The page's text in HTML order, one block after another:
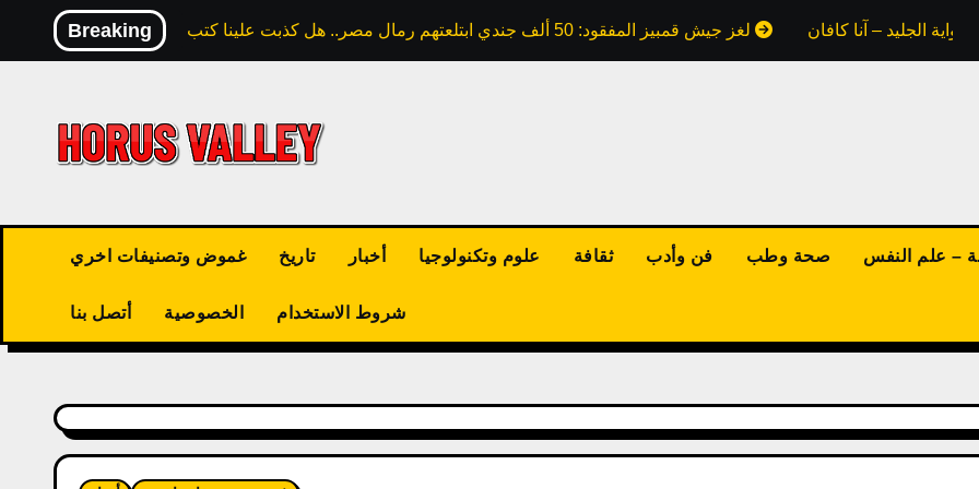
Breaking الجليد – آنا كافان لغز جيش قمبيز المفقود: 50 ألف جندي ابتلعتهم رمال مصر.. هل كذبت علينا كتب التاريخ؟
غموض وتصنيفات اخري تاريخ أخبار علوم وتكنولوجيا ثقافة فن وأدب صحة وطب – علم النفس
أتصل بنا الخصوصية شروط الاستخدام